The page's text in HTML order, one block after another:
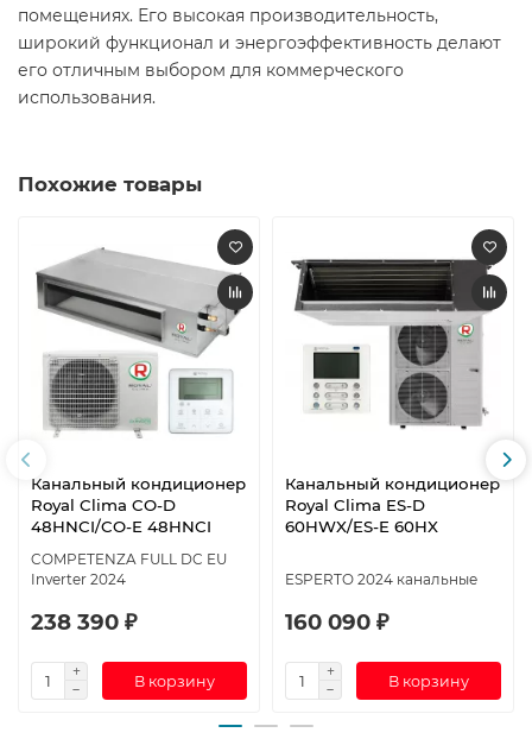
помещениях. Его высокая производительность,
широкий функционал и энергоэффективность делают
его отличным выбором для коммерческого
использования.
Похожие товары
Канальный кондиционер
Royal Clima CO-D
48HNCI/CO-E 48HNCI
COMPETENZA FULL DC EU
Inverter 2024
238 390 ₽
В корзину
Канальный кондиционер
Royal Clima ES-D
60HWX/ES-E 60HX
ESPERTO 2024 канальные
160 090 ₽
В корзину